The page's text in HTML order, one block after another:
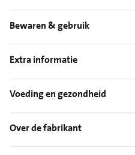
Bewaren & gebruik
Extra informatie
Voeding en gezondheid
Over de fabrikant